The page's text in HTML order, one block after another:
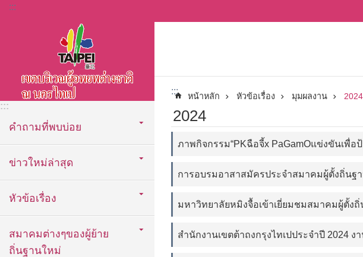
ข้ามไปที่บล็อกเนื้อหาหลัก
:::
:::
คำถามที่พบบ่อย
ข่าวใหม่ล่าสุด
หัวข้อเรื่อง
สมาคมต่างๆของผู้ย้าย
ถิ่นฐานใหม่
::: หน้าหลัก หัวข้อเรื่อง มุมผลงาน 2024
2024
ภาพกิจกรรม“PKฉือจี้x PaGamOแข่งขันเพื่อ
การอบรมอาสาสมัครประจำสมาคมผู้ตั้งถิ่นฐ
มหาวิทยาลัยหมิงจื้อเข้าเยี่ยมชมสมาคมผู้ตั้ง
สำนักงานเขตต้าถงกรุงไทเปประจำปี 2024